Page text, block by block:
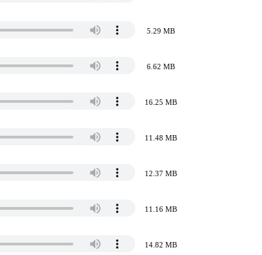
5.29 MB
6.62 MB
16.25 MB
11.48 MB
12.37 MB
11.16 MB
14.82 MB